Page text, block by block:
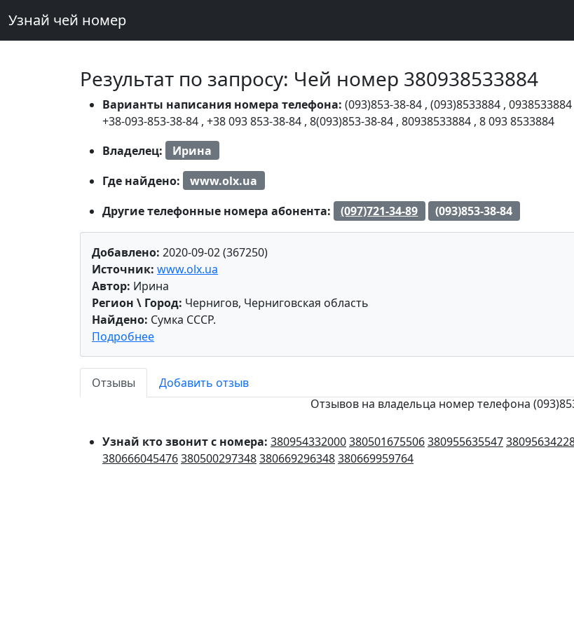
Узнай чей номер
Результат по запросу: Чей номер 380938533884
Варианты написания номера телефона: (093)853-38-84 , (093)8533884 , 0938533884
+38-093-853-38-84 , +38 093 853-38-84 , 8(093)853-38-84 , 80938533884 , 8 093 8533884
Владелец:
Ирина
Где найдено:
www.olx.ua
Другие телефонные номера абонента:
(097)721-34-89 (093)853-38-84
Добавлено: 2020-09-02 (367250)
Источник: www.olx.ua
Автор: Ирина
Регион \ Город: Чернигов, Черниговская область
Найдено: Сумка СССР.
Подробнее
Отзывы
Добавить отзыв
Отзывов на владельца номер телефона
Узнай кто звонит с номера: 380954332000380501675506380955635547
380666045476380500297348380669296348380669959764